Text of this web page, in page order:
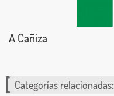
A Cañiza
Categorías relacionadas: